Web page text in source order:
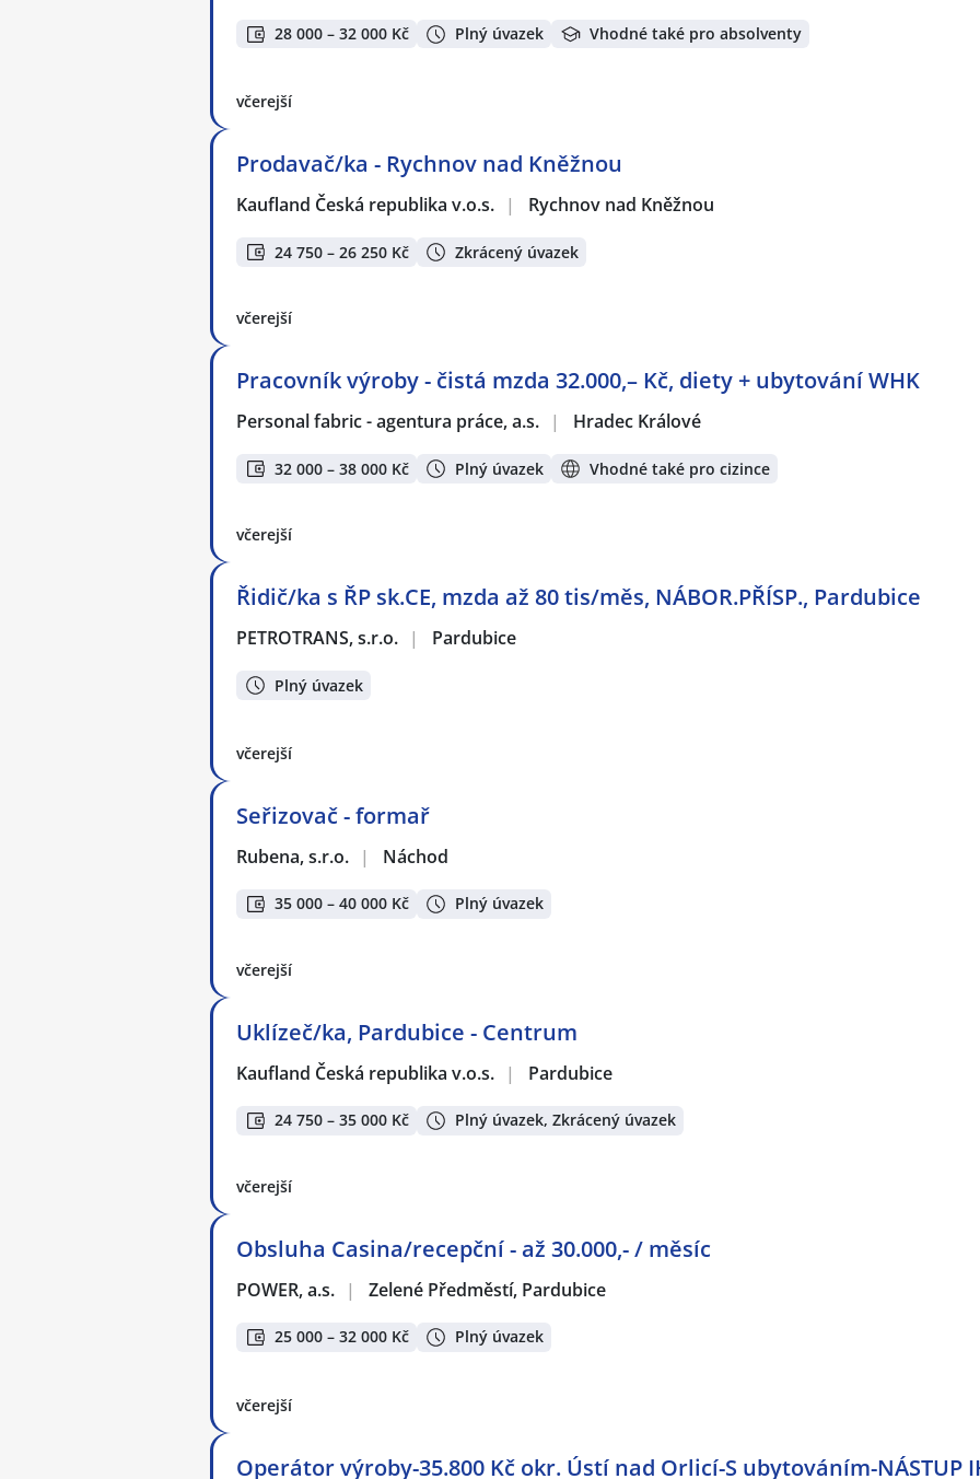
28 000 – 32 000 Kč Plný úvazek Vhodné také pro absolventy
včerejší
Prodavač/ka - Rychnov nad Kněžnou
Kaufland Česká republika v.o.s. | Rychnov nad Kněžnou
24 750 – 26 250 Kč Zkrácený úvazek
včerejší
Pracovník výroby - čistá mzda 32.000,– Kč, diety + ubytování WHK
Personal fabric - agentura práce, a.s. | Hradec Králové
32 000 – 38 000 Kč Plný úvazek Vhodné také pro cizince
včerejší
Řidič/ka s ŘP sk.CE, mzda až 80 tis/měs, NÁBOR.PŘÍSP., Pardubice
PETROTRANS, s.r.o. | Pardubice
Plný úvazek
včerejší
Seřizovač - formař
Rubena, s.r.o. | Náchod
35 000 – 40 000 Kč Plný úvazek
včerejší
Uklízeč/ka, Pardubice - Centrum
Kaufland Česká republika v.o.s. | Pardubice
24 750 – 35 000 Kč Plný úvazek, Zkrácený úvazek
včerejší
Obsluha Casina/recepční - až 30.000,- / měsíc
POWER, a.s. | Zelené Předměstí, Pardubice
25 000 – 32 000 Kč Plný úvazek
včerejší
Operátor výroby-35.800 Kč okr. Ústí nad Orlicí-S ubytováním-NÁSTUP